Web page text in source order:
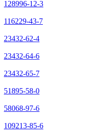
128996-12-3
116229-43-7
23432-62-4
23432-64-6
23432-65-7
51895-58-0
58068-97-6
109213-85-6